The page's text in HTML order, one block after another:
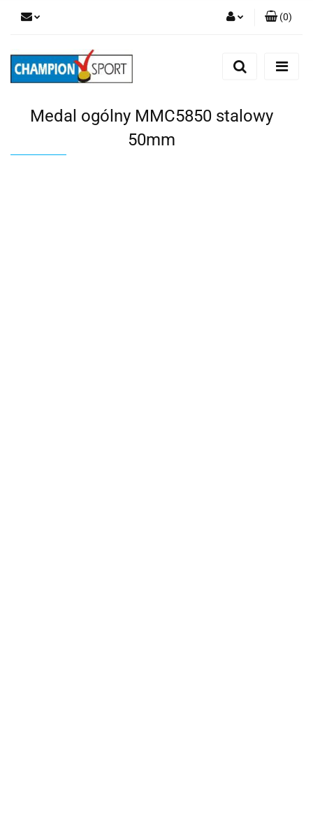
Zarejestruj się
(0)
Medal ogólny MMC5850 stalowy
50mm